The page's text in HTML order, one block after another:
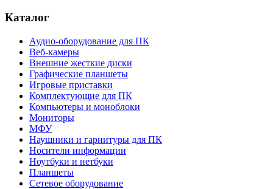
Каталог
Аудио-оборудование для ПК
Веб-камеры
Внешние жесткие диски
Графические планшеты
Игровые приставки
Комплектующие для ПК
Компьютеры и моноблоки
Мониторы
МФУ
Наушники и гарнитуры для ПК
Носители информации
Ноутбуки и нетбуки
Планшеты
Сетевое оборудование